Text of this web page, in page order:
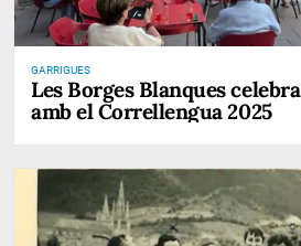
GARRIGUES
Les Borges Blanques
amb el Correllengua 2025